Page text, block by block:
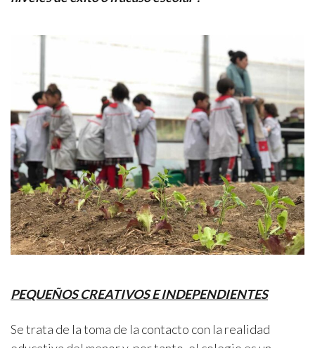
PEQUEÑOS CREATIVOS E INDEPENDIENTES
Se trata de la toma de la contacto con la realidad